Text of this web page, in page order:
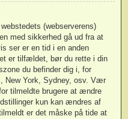
(webserverens)
med sikkerhed gå ud fra at
ser er en tid i en anden
er tilfældet, bør du rette i din
du befinder dig i, for
New York, Sydney, osv. Vær
tilmeldte brugere at ændre
kun kan ændres af
er det måske på tide at